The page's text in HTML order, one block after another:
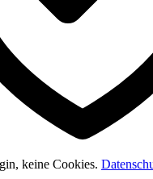
keine Cookies.